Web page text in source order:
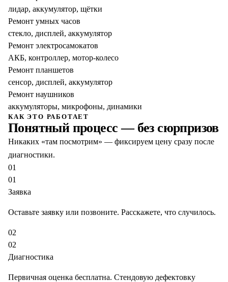
лидар, аккумулятор, щётки
Ремонт умных часов
стекло, дисплей, аккумулятор
Ремонт электросамокатов
АКБ, контроллер, мотор-колесо
Ремонт планшетов
сенсор, дисплей, аккумулятор
Ремонт наушников
аккумуляторы, микрофоны, динамики
КАК ЭТО РАБОТАЕТ
Понятный процесс — без сюрпризов
Никаких «там посмотрим» — фиксируем цену сразу после
диагностики.
01
01
Заявка
Оставьте заявку или позвоните. Расскажете, что случилось.
02
02
Диагностика
Первичная оценка бесплатна. Стендовую дефектовку